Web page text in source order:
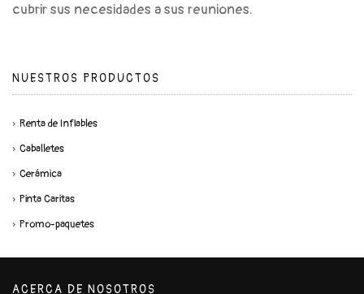
cubrir sus necesidades a sus reuniones.
NUESTROS PRODUCTOS
Renta de Inflables
Caballetes
Cerámica
Pinta Caritas
Promo-paquetes
ACERCA DE NOSOTROS